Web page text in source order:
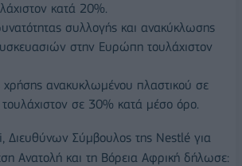
κατά 20%.
συλλογής και ανακύκλωσης
στην Ευρώπη τουλάχιστον
χρήσης ανακυκλωμένου πλαστικού σε
σε 30% κατά μέσο όρο.
Σύμβουλος της Nestlé για
Ανατολή και τη Βόρεια Αφρική δήλωσε: